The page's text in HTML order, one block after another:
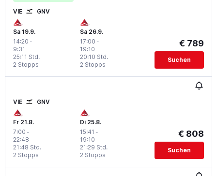
VIE GNV
Sa 19.9.
14:20 -
9:31
2 Stopps
25:11 Std.
Sa 26.9.
17:00 -
19:10
2 Stopps
20:10 Std.
€ 789
Suchen
VIE GNV
Fr 21.8.
7:00 -
22:48
2 Stopps
21:48 Std.
Di 25.8.
15:41 -
19:10
2 Stopps
21:29 Std.
€ 808
Suchen